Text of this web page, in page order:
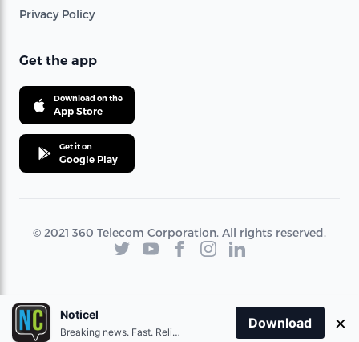
Privacy Policy
Get the app
Download on the
App Store
Get it on
Google Play
© 2021 360 Telecom Corporation. All rights reserved.
Noticel
Breaking news. Fast. Reliable.
Download ×